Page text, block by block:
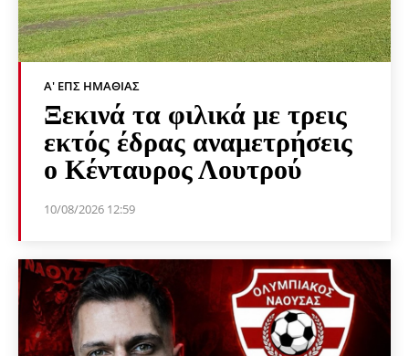
Α' ΕΠΣ ΗΜΑΘΊΑΣ
Ξεκινά τα φιλικά με τρεις
εκτός έδρας αναμετρήσεις
ο Κένταυρος Λουτρού
10/08/2026 12:59